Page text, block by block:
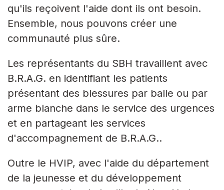
qu'ils reçoivent l'aide dont ils ont besoin.
Ensemble, nous pouvons créer une
communauté plus sûre.
Les représentants du SBH travaillent avec
B.R.A.G. en identifiant les patients
présentant des blessures par balle ou par
arme blanche dans le service des urgences
et en partageant les services
d'accompagnement de B.R.A.G..
Outre le HVIP, avec l'aide du département
de la jeunesse et du développement